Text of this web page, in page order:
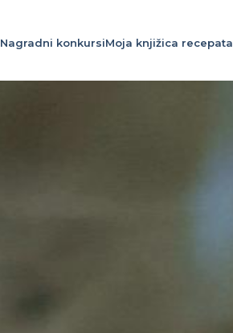
Nagradni konkursiMoja knjižica recepata